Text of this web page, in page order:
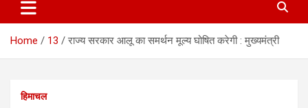
Home 13 राज्य सरकार आलू का समर्थन मूल्य घोषित करेगी : मुख्यमंत्री
हिमाचल